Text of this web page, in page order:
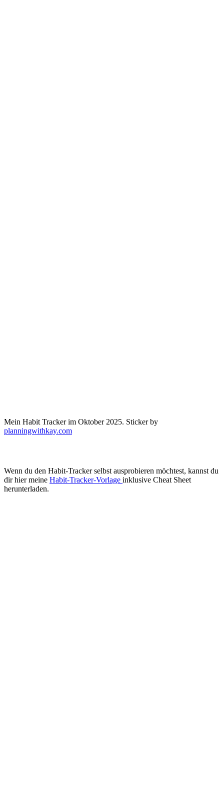
Mein Habit Tracker im Oktober 2025. Sticker by
planningwithkay.com
Wenn du den Habit-Tracker selbst ausprobieren möchtest, kannst du
dir hier meine Habit-Tracker-Vorlage inklusive Cheat Sheet
herunterladen.